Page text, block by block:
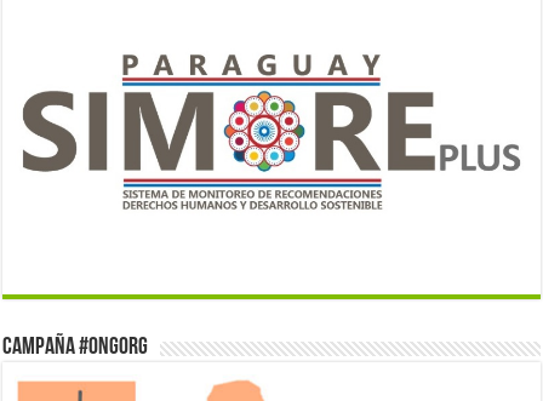
Campaña #ONGorg